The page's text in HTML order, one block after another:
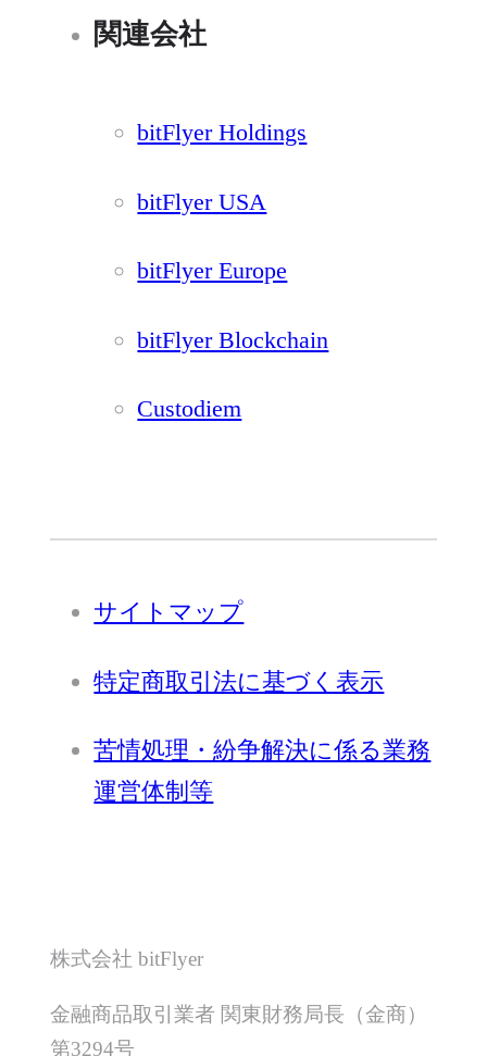
関連会社
bitFlyer Holdings
bitFlyer USA
bitFlyer Europe
bitFlyer Blockchain
Custodiem
サイトマップ
特定商取引法に基づく表示
苦情処理・紛争解決に係る業務
運営体制等
株式会社 bitFlyer
金融商品取引業者 関東財務局長（金商）
第3294号